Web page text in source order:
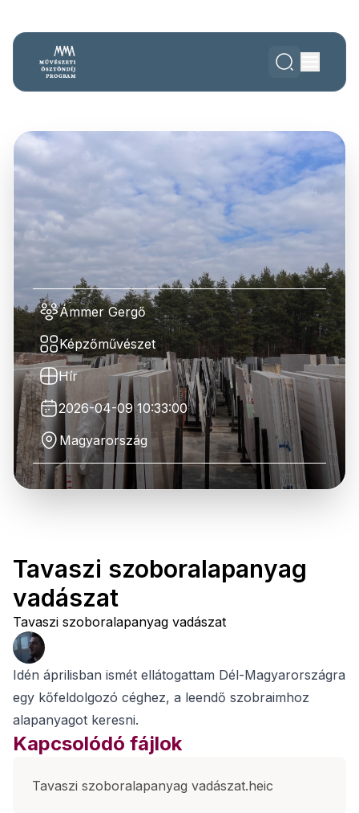
Ámmer Gergő
Képzőművészet
Hír
2026-04-09 10:33:00
Magyarország
Tavaszi szoboralapanyag
vadászat
Tavaszi szoboralapanyag vadászat
Idén áprilisban ismét ellátogattam Dél-Magyarországra
egy kőfeldolgozó céghez, a leendő szobraimhoz
alapanyagot keresni.
Kapcsolódó fájlok
Tavaszi szoboralapanyag vadászat.heic